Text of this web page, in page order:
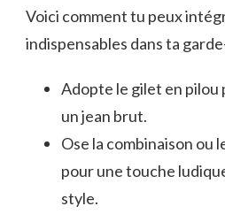
Voici comment tu peux
indispensables dans ta
Adopte le gilet en
un jean brut.
Ose la combinaison ou
pour une touche
style.